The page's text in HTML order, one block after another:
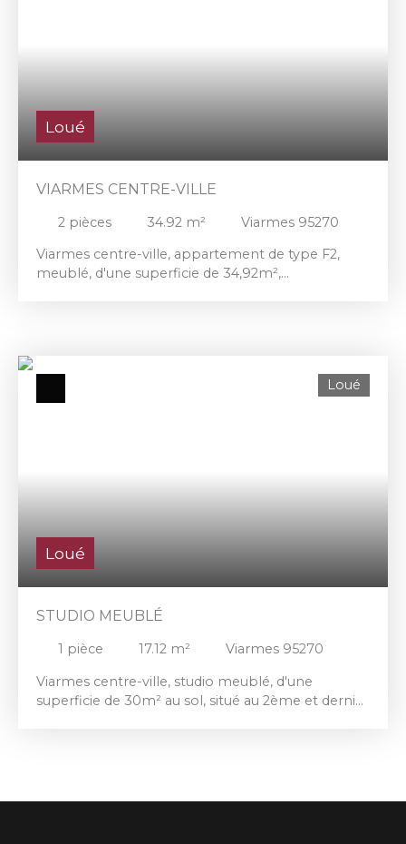
Loué
VIARMES CENTRE-VILLE
2 pièces 34.92 m²
Viarmes 95270
Viarmes centre-ville, appartement de type F2,
meublé, d'une superficie de 34,92m²,
Loué
Loué
STUDIO MEUBLÉ
1 pièce 17.12 m²
Viarmes 95270
Viarmes centre-ville, studio meublé, d'une
superficie de 30m² au sol, situé au 2ème et dernier